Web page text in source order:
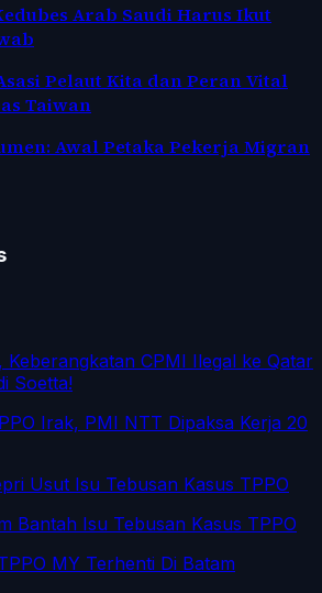
Arab Saudi Harus Ikut
Pelaut Kita dan Peran Vital
Taiwan
Awal Petaka Pekerja Migran
Keberangkatan CPMI Ilegal ke Qatar
Soetta!
Irak, PMI NTT Dipaksa Kerja 20
Usut Isu Tebusan Kasus TPPO
Bantah Isu Tebusan Kasus TPPO
MY Terhenti Di Batam